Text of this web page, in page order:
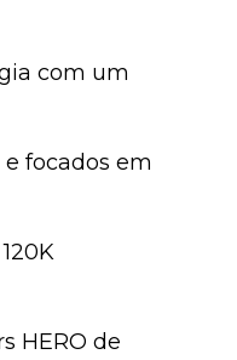
com um
focados em
HERO de